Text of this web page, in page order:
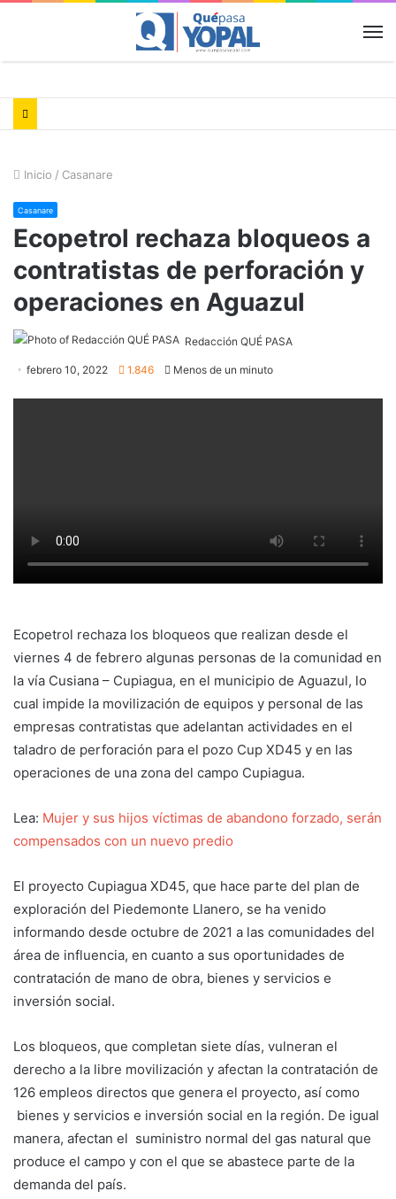
Inicio / Casanare
Casanare
Ecopetrol rechaza bloqueos a
contratistas de perforación y
operaciones en Aguazul
Redacción QUÉ PASA
febrero 10, 2022 1.846 Menos de un minuto
Ecopetrol rechaza los bloqueos que realizan desde el
viernes 4 de febrero algunas personas de la comunidad en
la vía Cusiana – Cupiagua, en el municipio de Aguazul, lo
cual impide la movilización de equipos y personal de las
empresas contratistas que adelantan actividades en el
taladro de perforación para el pozo Cup XD45 y en las
operaciones de una zona del campo Cupiagua.
Lea: Mujer y sus hijos víctimas de abandono forzado, serán
compensados con un nuevo predio
El proyecto Cupiagua XD45, que hace parte del plan de
exploración del Piedemonte Llanero, se ha venido
informando desde octubre de 2021 a las comunidades del
área de influencia, en cuanto a sus oportunidades de
contratación de mano de obra, bienes y servicios e
inversión social.
Los bloqueos, que completan siete días, vulneran el
derecho a la libre movilización y afectan la contratación de
126 empleos directos que genera el proyecto, así como
bienes y servicios e inversión social en la región. De igual
manera, afectan el suministro normal del gas natural que
produce el campo y con el que se abastece parte de la
demanda del país.